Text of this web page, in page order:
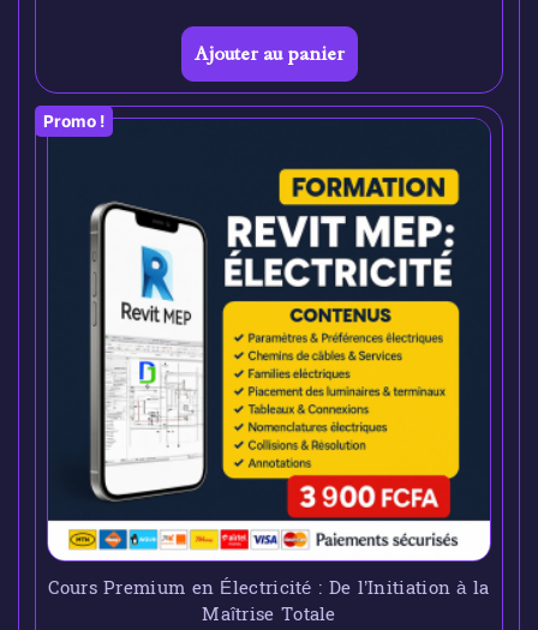
Ajouter au panier
Promo !
Cours Premium en Électricité : De l’Initiation à la
Maîtrise Totale